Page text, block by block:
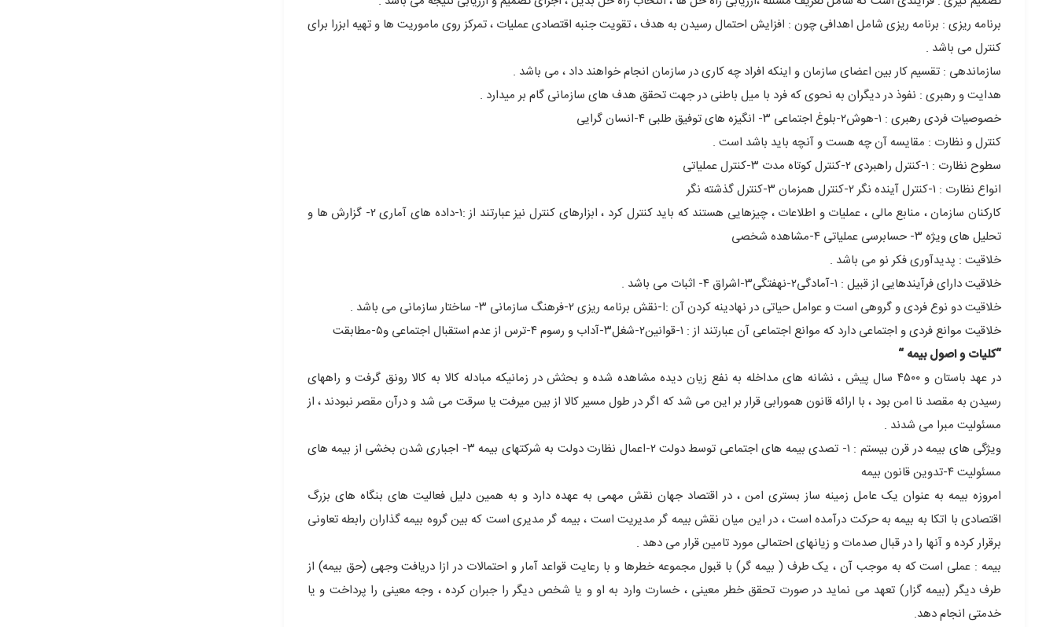
برنامه ریزی : برنامه ریزی شامل اهدافی چون : افزایش احتمال رسیدن به هدف ، تقویت جنبه اقتصادی عملیات ، تمرکز روی ماموریت ها و تهیه ابزرا برای
کنترل می باشد .
سازماندهی : تقسیم کار بین اعضای سازمان و اینکه افراد چه کاری در سازمان انجام خواهند داد ، می باشد .
هدایت و رهبری : نفوذ در دیگران به نحوی که فرد با میل باطنی در جهت تحقق هدف های سازمانی گام بر میدارد .
خصوصیات فردی رهبری : ۱-هوش۲-بلوغ اجتماعی ۳- انگیزه های توفیق طلبی ۴-انسان گرایی
کنترل و نظارت : مقایسه آن چه هست و آنچه باید باشد است .
سطوح نظارت : ۱-کنترل راهبردی ۲-کنترل کوتاه مدت ۳-کنترل عملیاتی
انواع نظارت : ۱-کنترل آینده نگر ۲-کنترل همزمان ۳-کنترل گذشته نگر
کارکنان سازمان ، منابع مالی ، عملیات و اطلاعات ، چیزهایی هستند که باید کنترل کرد ، ابزارهای کنترل نیز عبارتند از :۱-داده های آماری ۲- گزارش ها و
تحلیل های ویژه ۳- حسابرسی عملیاتی ۴-مشاهده شخصی
خلاقیت : پدیدآوری فکر نو می باشد .
خلاقیت دارای فرآیندهایی از قبیل : ۱-آمادگی۲-نهفتگی۳-اشراق ۴- اثبات می باشد .
خلاقیت دو نوع فردی و گروهی است و عوامل حیاتی در نهادینه کردن آن :ا-نقش برنامه ریزی ۲-فرهنگ سازمانی ۳- ساختار سازمانی می باشد .
خلاقیت موانع فردی و اجتماعی دارد که موانع اجتماعی آن عبارتند از : ۱-قوانین۲-شغل۳-آداب و رسوم ۴-ترس از عدم استقبال اجتماعی و۵-مطابقت
“کلیات و اصولبیمه“
در عهد باستان و ۴۵۰۰ سال پیش ، نشانه های مداخله به نفع زیان دیده مشاهده شده و بحثش در زمانیکه مبادله کالا به کالا رونق گرفت و راههای
رسیدن به مقصد نا امن بود ، با ارائه قانون همورابی قرار بر این می شد که اگر در طول مسیر کالا از بین میرفت یا سرقت می شد و درآن مقصر نبودند ، از
مسئولیت مبرا می شدند .
ویژگی های بیمه در قرن بیستم : ۱- تصدی بیمه های اجتماعی توسط دولت ۲-اعمال نظارت دولت به شرکتهای بیمه ۳- اجباری شدن بخشی از بیمه های
مسئولیت ۴-تدوین قانون بیمه
امروزه بیمه به عنوان یک عامل زمینه ساز بستری امن ، در اقتصاد جهان نقش مهمی به عهده دارد و به همین دلیل فعالیت های بنگاه های بزرگ
اقتصادی با اتکا به بیمه به حرکت درآمده است ، در این میان نقش بیمه گر مدیریت است ، بیمه گر مدیری است که بین گروه بیمه گذاران رابطه تعاونی
برقرار کرده و آنها را در قبال صدمات و زیانهای احتمالی مورد تامین قرار می دهد .
بیمه : عملی است که به موجب آن ، یک طرف ( بیمه گر) با قبول مجموعه خطرها و با رعایت قواعد آمار و احتمالات در ازا دریافت وجهی (حق بیمه) از
طرف دیگر (بیمه گزار) تعهد می نماید در صورت تحقق خطر معینی ، خسارت وارد به او و یا شخص دیگر را جبران کرده ، وجه معینی را پرداخت و یا
خدمتی انجام دهد.